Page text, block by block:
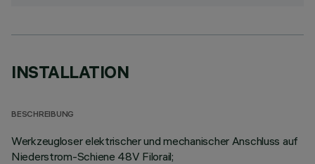
INSTALLATION
BESCHREIBUNG
Werkzeugloser elektrischer und mechanischer Anschluss auf
Niederstrom-Schiene 48V Filorail;